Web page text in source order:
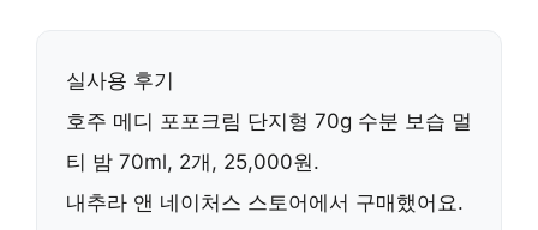
실사용 후기
호주 메디 포포크림 단지형 70g 수분 보습 멀
티 밤 70ml, 2개 , 25,000원.
내추라 앤 네이처스 스토어에서 구매했어요.